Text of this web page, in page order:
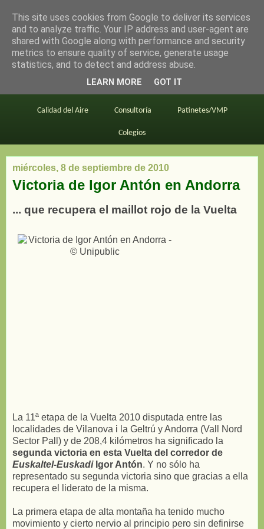
en bici por madrid
Este blog BiciMAD Primeros consejos
Calidad del Aire Consultoría Patinetes/VMP
Colegios
miércoles, 8 de septiembre de 2010
Victoria de Igor Antón en Andorra
... que recupera el maillot rojo de la Vuelta
La 11ª etapa de la Vuelta 2010 disputada entre las
localidades de Vilanova i la Geltrú y Andorra (Vall Nord
Sector Pall) y de 208,4 kilómetros ha significado la
segunda victoria en esta Vuelta del corredor de
Euskaltel-EuskadiIgor Antón. Y no sólo ha
representado su segunda victoria sino que gracias a ella
recupera el liderato de la misma.
La primera etapa de alta montaña ha tenido mucho
movimiento y cierto nervio al principio pero sin definirse
This site uses cookies from Google to deliver its services
and to analyze traffic. Your IP address and user-agent are
shared with Google along with performance and security
metrics to ensure quality of service, generate usage
statistics, and to detect and address abuse.
LEARN MORE GOT IT